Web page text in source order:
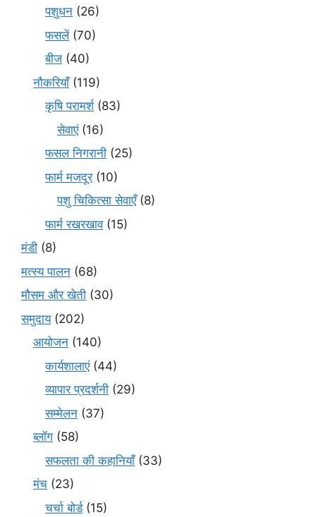
पशुधन (26)
फसलें(70)
बीज (40)
नौकरियाँ(119)
कृषि परामर्श(83)
सेवाएं(16)
फसल निगरानी (25)
फार्म मजदूर(10)
पशु चिकित्सा सेवाएँ(8)
फार्म रखरखाव(15)
मंडी (8)
मत्स्य पालन (68)
मौसम और खेती (30)
समुदाय(202)
आयोजन (140)
कार्यशालाएं(44)
व्यापार प्रदर्शनी (29)
सम्मेलन (37)
ब्लॉग (58)
सफलता की कहानियाँ(33)
मंच (23)
चर्चा बोर्ड(15)